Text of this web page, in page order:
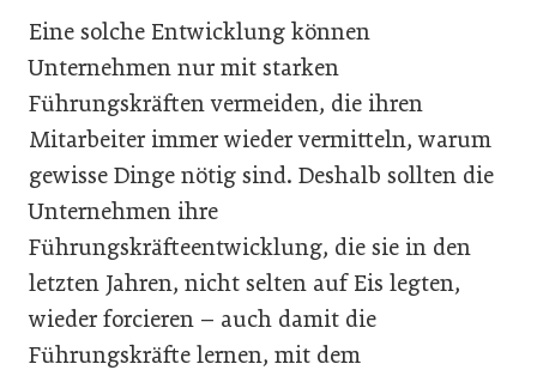
Eine solche Entwicklung können
Unternehmen nur mit starken
Führungskräften vermeiden, die ihren
Mitarbeiter immer wieder vermitteln, warum
gewisse Dinge nötig sind. Deshalb sollten die
Unternehmen ihre
Führungskräfteentwicklung, die sie in den
letzten Jahren, nicht selten auf Eis legten,
wieder forcieren – auch damit die
Führungskräfte lernen, mit dem